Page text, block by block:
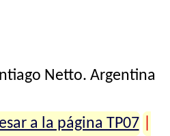
Netto. Argentina
a la página TP07